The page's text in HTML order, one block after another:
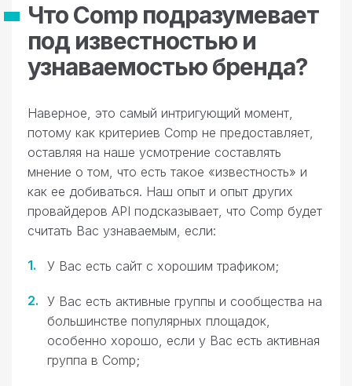
Что Comp подразумевает
под известностью и
узнаваемостью бренда?
Наверное, это самый интригующий момент,
потому как критериев Comp не предоставляет,
оставляя на наше усмотрение составлять
мнение о том, что есть такое «известность» и
как ее добиваться. Наш опыт и опыт других
провайдеров API подсказывает, что Comp будет
считать Вас узнаваемым, если:
У Вас есть сайт с хорошим трафиком;
У Вас есть активные группы и сообщества на
большинстве популярных площадок,
особенно хорошо, если у Вас есть активная
группа в Comp;